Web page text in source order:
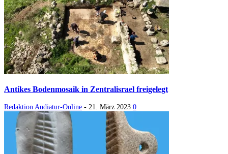
Antikes Bodenmosaik in Zentralisrael freigelegt
Redaktion Audiatur-Online - 21. März 2023 0